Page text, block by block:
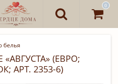
0
белья
(ЕВРО;
АРТ. 2353-6)